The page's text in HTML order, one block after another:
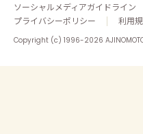
ソーシャルメディアガイドライン
プライバシーポリシー
利用
Copyright (c) 1996-2026